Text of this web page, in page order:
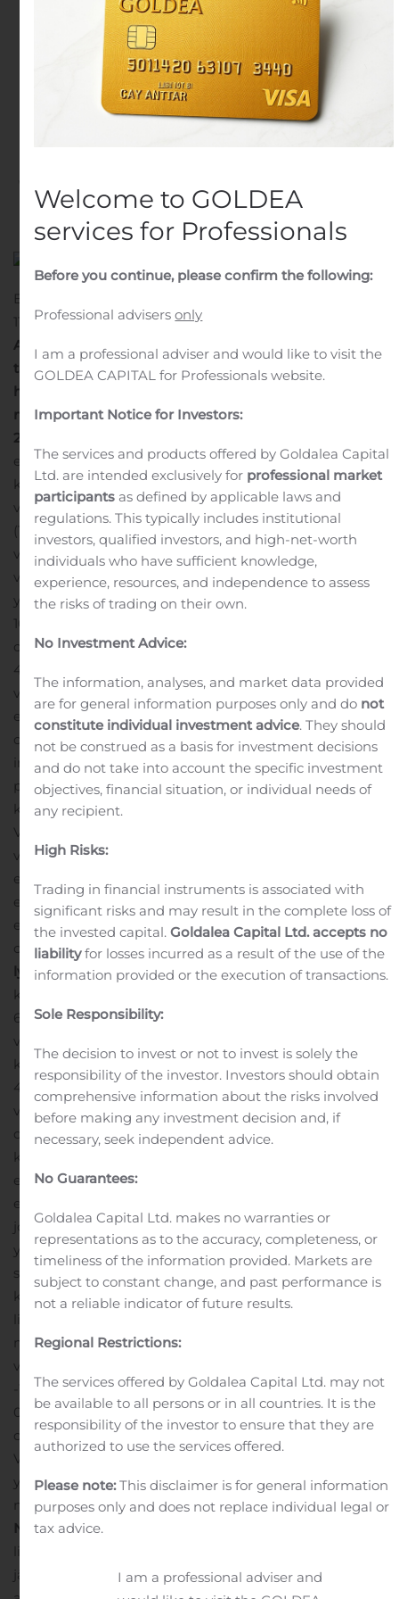
liiketoiminta osoitti
häiriönsietokykynsä
haastavassa
markkinaympäristössä
Public Companies
ENENTO GROUP OYJ, PÖRSSITIEDOTE 6.8.2020 KLO
11.00Enento Groupin puolivuosikatsaus 1.1. – 30.6.2020:
Asiakastiedon uusi brändi vahvistaa Pohjoismaista
tarjontaa – liiketoiminta osoitti häiriönsietokykynsä
haastavassa
markkinaympäristössäYHTEENVETO
2020 lyhyesti
euroa), kasvua 3,3 % (vertailukelpoisin valuuttakurssein
kasvua 3,4 %).Oikaistu käyttökate ilman
vertailukelpoisuuteen vaikuttavia eriä oli 12,5 milj. euroa
(12,2 milj. euroa), kasvua 2,1 % (vertailukelpoisin
valuuttakurssein kasvua 2,3 %).
Oikaistu liikevoitto ilman
vertailukelpoisuuteen vaikuttavia eriä sekä
yrityshankintojen käyvän arvon oikaisujen poistoja oli
10,2 milj. euroa (9,2 milj. euroa), kasvua 11,2 %.
oli 5,4 milj. euroa (5,0 milj. euroa). Liikevoittoon sisältyi
4,8 milj. euron (4,1 milj. euron) vertailukelpoisuuteen
vaikuttavat erät, jotka johtuvat pääasiassa 3,0 milj.
euron (2,7 milj. euron) yrityshankintojen käyvän arvon
oikaisujen poistoista sekä yritysjärjestelyihin ja
integraatioon liittyvistä kuluista.Uusien tuotteiden ja
palveluiden osuus liikevaihdosta oli 4,9 % (4,0 %).Vapaa
kassavirta oli 5,2 milj. euroa (5,3 milj. euroa).
Vertailukelpoisuuteen vaikuttavien erien vaikutus
vapaaseen kassavirtaan oli -1,3 milj. euroa (-0,5 milj.
euroa).
euroa).
Vertailukelpoinen osakekohtainen tulos oli 0,25
euroa (0,24 euroa)
Enento Group päivitti taloudellisen
ohjeistuksensa 6.8.2020. Tammi – kesäkuu 2020
lyhyestiLiikevaihto oli 74,4 milj. euroa (70,1 milj. euroa),
kasvua 6,1 % (vertailukelpoisin valuuttakurssein kasvua
6,9 %).Oikaistu käyttökate ilman vertailukelpoisuuteen
vaikuttavia eriä oli 24,9 milj. euroa (24,0 milj. euroa),
kasvua 3,8 % (vertailukelpoisin valuuttakurssein kasvua
4,5 %). Oikaistu liikevoitto ilman vertailukelpoisuuteen
vaikuttavia eriä sekä yrityshankintojen käyvän arvon
oikaisujen poistoja oli 20,6 milj. euroa (19,0 milj. euroa),
kasvua 8,7 %.
euroa). Liikevoittoon sisältyi 8,1 milj. euron (7,3 milj.
euron) vertailukelpoisuuteen vaikuttavat erät, jotka
johtuvat pääasiassa 6,0 milj. euron (5,5 milj. euron)
yrityshankintojen käyvän arvon oikaisujen poistoista
sekä yritysjärjestelyihin ja integraatioon liittyvistä
kuluista.
Uusien tuotteiden ja palveluiden osuus
milj. euroa (12,6 milj. euroa). Vertailukelpoisuuteen
vaikuttavien erien vaikutus vapaaseen kassavirtaan oli
-1,4 milj. euroa (-1,2 milj. euroa).Osakekohtainen tulos oli
0,38 euroa (0,35 euroa).Vertailukelpoinen
osakekohtainen tulos oli 0,58 euroa (0,53 euroa) 11
Vertailukelpoinen osakekohtainen tulos ei sisällä
yrityshankintojen käyvän arvon oikaisujen poistoja eikä
niiden verovaikutusta.AVAINLUVUTTULEVAISUUDEN
NÄKYMÄTLiikevaihto:
jäädessä kuitenkin pitkän aikavälin tavoitteen (5-10%)
Welcome to GOLDEA
services for Professionals
Before you continue, please confirm the following:
Professional advisersonly
I am a professional adviser and would like to visit the
GOLDEA CAPITAL for Professionals website.
Important Notice for Investors:
The services and products offered by Goldalea Capital
Ltd. are intended exclusively for professional market
participants as defined by applicable laws and
regulations. This typically includes institutional
investors, qualified investors, and high-net-worth
individuals who have sufficient knowledge,
experience, resources, and independence to assess
the risks of trading on their own.
No Investment Advice:
The information, analyses, and market data provided
are for general information purposes only and do not
constitute individual investment advice. They should
not be construed as a basis for investment decisions
and do not take into account the specific investment
objectives, financial situation, or individual needs of
any recipient.
High Risks:
Trading in financial instruments is associated with
significant risks and may result in the complete loss of
the invested capital.Goldalea Capital Ltd. accepts no
liabilityfor losses incurred as a result of the use of the
information provided or the execution of transactions.
Sole Responsibility:
The decision to invest or not to invest is solely the
responsibility of the investor. Investors should obtain
comprehensive information about the risks involved
before making any investment decision and, if
necessary, seek independent advice.
No Guarantees:
Goldalea Capital Ltd. makes no warranties or
representations as to the accuracy, completeness, or
timeliness of the information provided. Markets are
subject to constant change, and past performance is
not a reliable indicator of future results.
Regional Restrictions:
The services offered by Goldalea Capital Ltd. may not
be available to all persons or in all countries. It is the
responsibility of the investor to ensure that they are
authorized to use the services offered.
Please note:This disclaimer is for general information
purposes only and does not replace individual legal or
tax advice.
I am a professional adviser and